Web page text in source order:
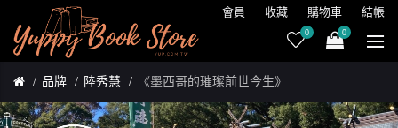
會員 收藏 購物車 結帳
0 0
品牌 陸秀慧 《墨西哥的璀璨前世今生》